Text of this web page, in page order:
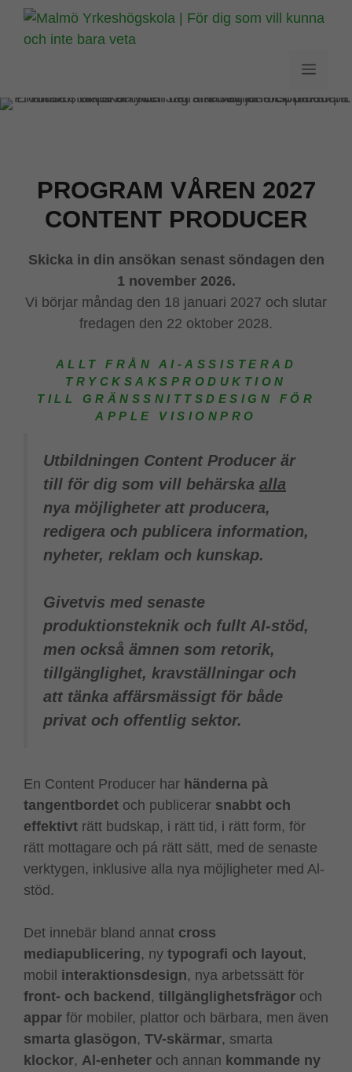
Hoppa
Meny
PROGRAM VÅREN 2027
CONTENT PRODUCER
Skicka in din ansökan senast söndagen den
1 november 2026.
Vi börjar måndag den 18 januari 2027 och slutar
fredagen den 22 oktober 2028.
ALLT FRÅN AI-ASSISTERAD
TRYCKSAKSPRODUKTION
TILL GRÄNSSNITTSDESIGN FÖR
APPLE VISIONPRO
Utbildningen Content Producer är
till för dig som vill behärska alla
nya möjligheter att producera,
redigera och publicera information,
nyheter, reklam och kunskap.
Givetvis med senaste
produktionsteknik och fullt AI-stöd,
men också ämnen som retorik,
tillgänglighet, kravställningar och
att tänka affärsmässigt för både
privat och offentlig sektor.
En Content Producer har händerna pà
tangentbordet och publicerar snabbt och
effektivt rätt budskap, i rätt tid, i rätt form, för
rätt mottagare och pá rätt sätt, med de senaste
verktygen, inklusive alla nya möjligheter med Al-
stöd.
Det innebär bland annat cross
mediapublicering, ny typografi och layout,
mobil interaktionsdesign, nya arbetssätt för
front- och backend, tillgänglighetsfrägor och
appar för mobiler, plattor och bärbara, men även
smarta glasögon, TV-skärmar, smarta
klockor, Al-enheter och annan kommande ny